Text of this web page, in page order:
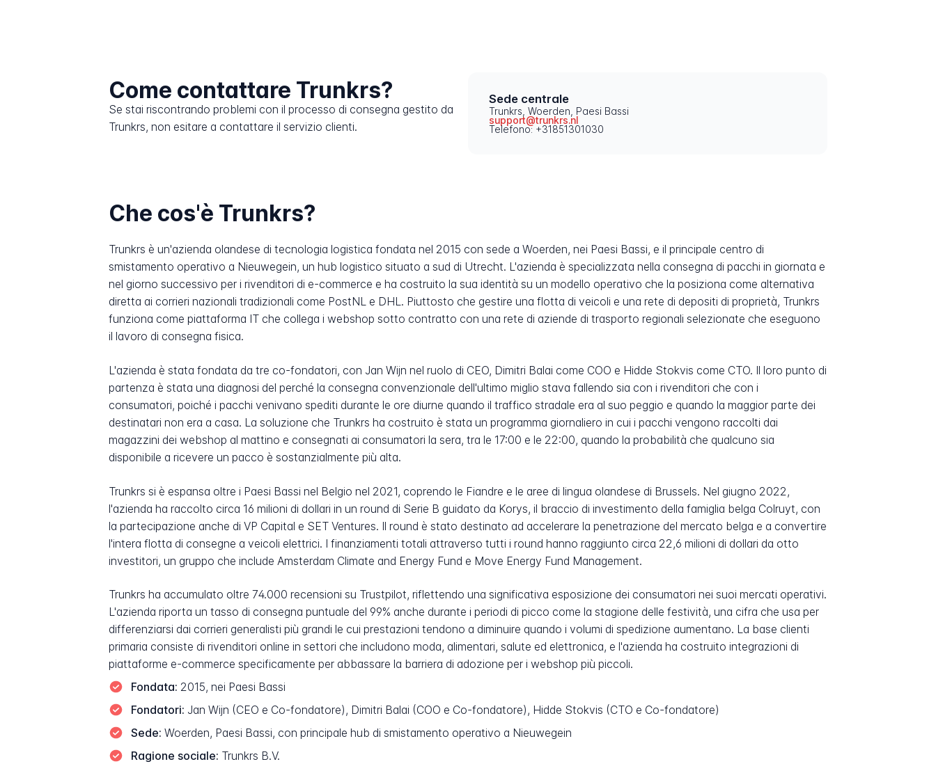
Come contattare Trunkrs?
Se stai riscontrando problemi con il processo di consegna gestito da
Trunkrs, non esitare a contattare il servizio clienti.
Sede centrale
Trunkrs, Woerden, Paesi Bassi
support@trunkrs.nl
Telefono: +31851301030
Che cos'è Trunkrs?
Trunkrs è un'azienda olandese di tecnologia logistica fondata nel 2015 con sede a Woerden, nei Paesi Bassi, e il principale centro di
smistamento operativo a Nieuwegein, un hub logistico situato a sud di Utrecht. L'azienda è specializzata nella consegna di pacchi in giornata e
nel giorno successivo per i rivenditori di e-commerce e ha costruito la sua identità su un modello operativo che la posiziona come alternativa
diretta ai corrieri nazionali tradizionali come PostNL e DHL. Piuttosto che gestire una flotta di veicoli e una rete di depositi di proprietà, Trunkrs
funziona come piattaforma IT che collega i webshop sotto contratto con una rete di aziende di trasporto regionali selezionate che eseguono
il lavoro di consegna fisica.
L'azienda è stata fondata da tre co-fondatori, con Jan Wijn nel ruolo di CEO, Dimitri Balai come COO e Hidde Stokvis come CTO. Il loro punto di
partenza è stata una diagnosi del perché la consegna convenzionale dell'ultimo miglio stava fallendo sia con i rivenditori che con i
consumatori, poiché i pacchi venivano spediti durante le ore diurne quando il traffico stradale era al suo peggio e quando la maggior parte dei
destinatari non era a casa. La soluzione che Trunkrs ha costruito è stata un programma giornaliero in cui i pacchi vengono raccolti dai
magazzini dei webshop al mattino e consegnati ai consumatori la sera, tra le 17:00 e le 22:00, quando la probabilità che qualcuno sia
disponibile a ricevere un pacco è sostanzialmente più alta.
Trunkrs si è espansa oltre i Paesi Bassi nel Belgio nel 2021, coprendo le Fiandre e le aree di lingua olandese di Brussels. Nel giugno 2022,
l'azienda ha raccolto circa 16 milioni di dollari in un round di Serie B guidato da Korys, il braccio di investimento della famiglia belga Colruyt, con
la partecipazione anche di VP Capital e SET Ventures. Il round è stato destinato ad accelerare la penetrazione del mercato belga e a convertire
l'intera flotta di consegne a veicoli elettrici. I finanziamenti totali attraverso tutti i round hanno raggiunto circa 22,6 milioni di dollari da otto
investitori, un gruppo che include Amsterdam Climate and Energy Fund e Move Energy Fund Management.
Trunkrs ha accumulato oltre 74.000 recensioni su Trustpilot, riflettendo una significativa esposizione dei consumatori nei suoi mercati operativi.
L'azienda riporta un tasso di consegna puntuale del 99% anche durante i periodi di picco come la stagione delle festività, una cifra che usa per
differenziarsi dai corrieri generalisti più grandi le cui prestazioni tendono a diminuire quando i volumi di spedizione aumentano. La base clienti
primaria consiste di rivenditori online in settori che includono moda, alimentari, salute ed elettronica, e l'azienda ha costruito integrazioni di
piattaforme e-commerce specificamente per abbassare la barriera di adozione per i webshop più piccoli.
Fondata: 2015, nei Paesi Bassi
Fondatori: Jan Wijn (CEO e Co-fondatore), Dimitri Balai (COO e Co-fondatore), Hidde Stokvis (CTO e Co-fondatore)
Sede: Woerden, Paesi Bassi, con principale hub di smistamento operativo a Nieuwegein
Ragione sociale: Trunkrs B.V.